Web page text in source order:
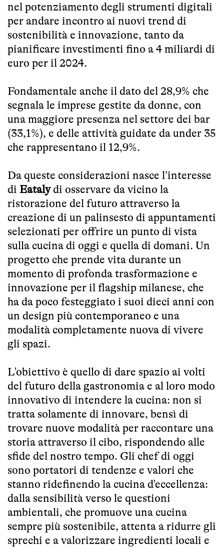
nel potenziamento degli strumenti digitali
per andare incontro ai nuovi trend di
sostenibilità e innovazione, tanto da
pianificare investimenti fino a 4 miliardi di
euro per il 2024.
Fondamentale anche il dato del 28,9% che
segnala le imprese gestite da donne, con
una maggiore presenza nel settore dei bar
(33,1%), e delle attività guidate da under 35
che rappresentano il 12,9%.
Da queste considerazioni nasce l’interesse
di Eatalydi osservare da vicino la
ristorazione del futuro attraverso la
creazione di un palinsesto di appuntamenti
selezionati per offrire un punto di vista
sulla cucina di oggi e quella di domani. Un
progetto che prende vita durante un
momento di profonda trasformazione e
innovazione per il flagship milanese, che
ha da poco festeggiato i suoi dieci anni con
un design più contemporaneo e una
modalità completamente nuova di vivere
gli spazi.
L'obiettivo è quello di dare spazio ai volti
del futuro della gastronomia e al loro modo
innovativo di intendere la cucina: non si
tratta solamente di innovare, bensì di
trovare nuove modalità per raccontare una
storia attraverso il cibo, rispondendo alle
sfide del nostro tempo. Gli chef di oggi
sono portatori di tendenze e valori che
stanno ridefinendo la cucina d'eccellenza:
dalla sensibilità verso le questioni
ambientali, che promuove una cucina
sempre più sostenibile, attenta a ridurre gli
sprechi e a valorizzare ingredienti locali e